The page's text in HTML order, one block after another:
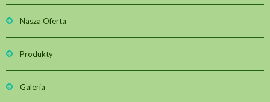
Nasza Oferta
Produkty
Galeria